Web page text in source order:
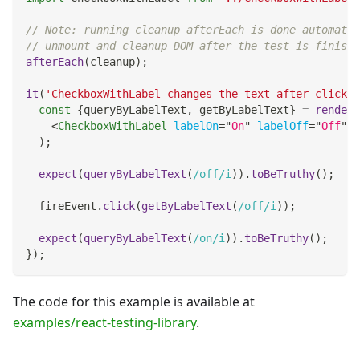
// Note: running cleanup afterEach is done
// unmount and cleanup DOM after the test is
afterEach(cleanup) ;
it ( 'CheckboxWithLabel changes the text after click'
const
{queryByLabelText , getByLabelText} = render
<CheckboxWithLabel labelOn="On" labelOff="Off"
) ;
expect (queryByLabelText (/off/i) ) . toBeTruthy( ) ;
  fireEvent
. click(getByLabelText (/off/i) ) ;
expect (queryByLabelText (/on/i) ) . toBeTruthy( ) ;
}) ;
The code for this example is available at
examples/react-testing-library.